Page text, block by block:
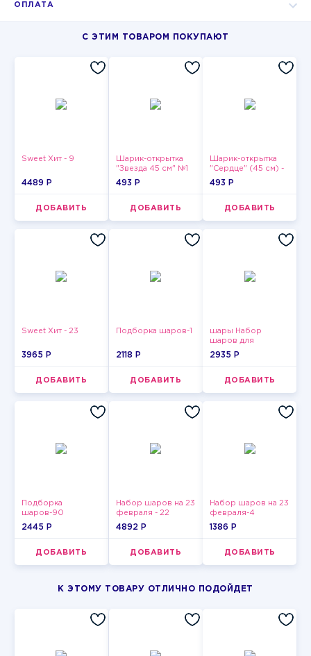
ОПЛАТА
С ЭТИМ ТОВАРОМ ПОКУПАЮТ
Sweet Хит - 9
4489 P
ДОБАВИТЬ
Шарик-открытка
"Звезда 45 см" №1
493 P
ДОБАВИТЬ
Шарик-открытка
"Сердце" (45 см) -
2
493 P
ДОБАВИТЬ
Sweet Хит - 23
3965 P
ДОБАВИТЬ
Подборка шаров-1
2118 P
ДОБАВИТЬ
шары Набор
шаров для
девушки-13
2935 P
ДОБАВИТЬ
Подборка
шаров-90
2445 P
ДОБАВИТЬ
Набор шаров на 23
февраля - 22
4892 P
ДОБАВИТЬ
Набор шаров на 23
февраля-4
1386 P
ДОБАВИТЬ
К ЭТОМУ ТОВАРУ ОТЛИЧНО ПОДОЙДЕТ